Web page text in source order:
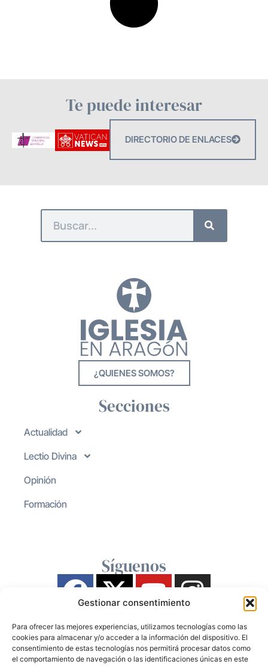
Gestionar consentimiento
Para ofrecer las mejores experiencias, utilizamos tecnologías como las
cookies para almacenar y/o acceder a la información del dispositivo. El
consentimiento de estas tecnologías nos permitirá procesar datos como
el comportamiento de navegación o las identificaciones únicas en este
Te puede interesar
DIRECTORIO DE ENLACES
¿QUIENES SOMOS?
Secciones
Actualidad
Lectio Divina
Opinión
Formación
Síguenos